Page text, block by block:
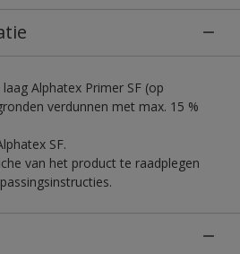
Alphatex Primer SF (op
verdunnen met max. 15 %
SF.
van het product te raadplegen